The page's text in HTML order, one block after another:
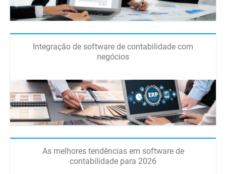
Integração de software de contabilidade com
negócios
As melhores tendências em software de
contabilidade para 2026